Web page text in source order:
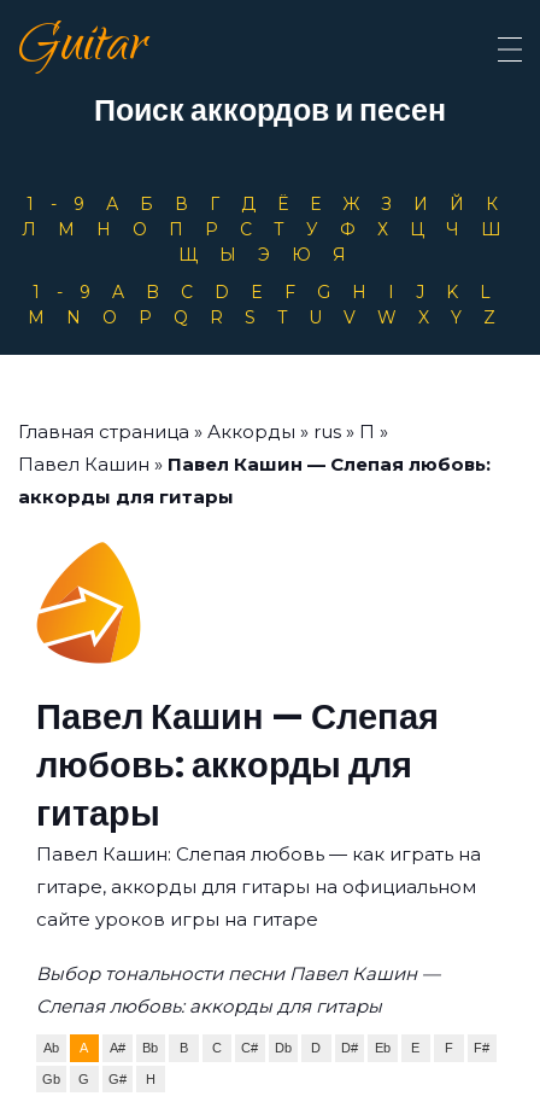
Guitar
Поиск аккордов и песен
1-9 А Б В Г Д Ё Е Ж З И Й
К
Л
М Н О П Р С Т У Ф Х Ц Ч
Ш
Щ
Ы Э Ю
Я
1-9
A B C D E F G H I J K
L
M
N O P Q R S T U V W X Y Z
Главная страница » Аккорды » rus » П »
Павел Кашин » Павел Кашин — Слепая любовь:
аккорды для гитары
Павел Кашин — Слепая
любовь: аккорды для
гитары
Павел Кашин: Слепая любовь — как играть на
гитаре, аккорды для гитары на официальном
сайте уроков игры на гитаре
Выбор тональности песни Павел Кашин —
Слепая любовь: аккорды для гитары
Ab A A# Bb B C C# Db D D# Eb E F F#
Gb G G# H